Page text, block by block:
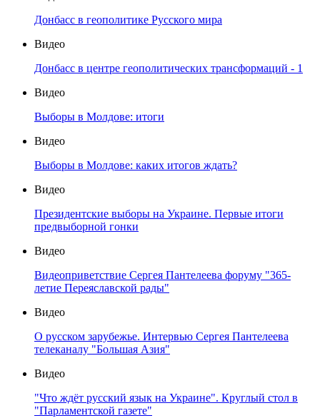
Донбасс в геополитике Русского мира
Видео
Донбасс в центре геополитических трансформаций - 1
Видео
Выборы в Молдове: итоги
Видео
Выборы в Молдове: каких итогов ждать?
Видео
Президентские выборы на Украине. Первые итоги
предвыборной гонки
Видео
Видеоприветствие Сергея Пантелеева форуму "365-
летие Переяславской рады"
Видео
О русском зарубежье. Интервью Сергея Пантелеева
телеканалу "Большая Азия"
Видео
"Что ждёт русский язык на Украине". Круглый стол в
"Парламентской газете"